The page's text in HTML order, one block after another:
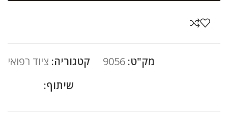
מק"ט: 9056 קטגוריה: ציוד רפואי
שיתוף: